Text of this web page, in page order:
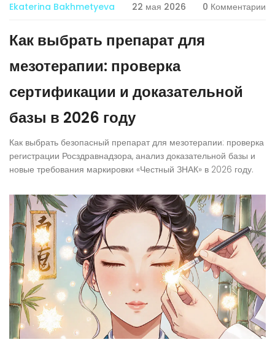
Ekaterina Bakhmetyeva 22 мая 2026 0 Комментарии
Как выбрать препарат для
мезотерапии: проверка
сертификации и доказательной
базы в 2026 году
Как выбрать безопасный препарат для мезотерапии: проверка
регистрации Росздравнадзора, анализ доказательной базы и
новые требования маркировки «Честный ЗНАК» в 2026 году.